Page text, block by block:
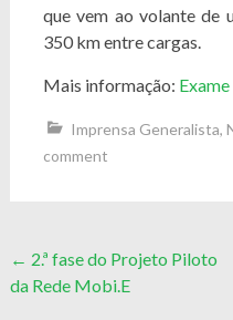
que vem ao volante de
350 km entre cargas.
Mais informação:
Imprensa Generalista,
comment
Post
navigation
← 2.ª fase do Projeto Piloto
da Rede Mobi.E